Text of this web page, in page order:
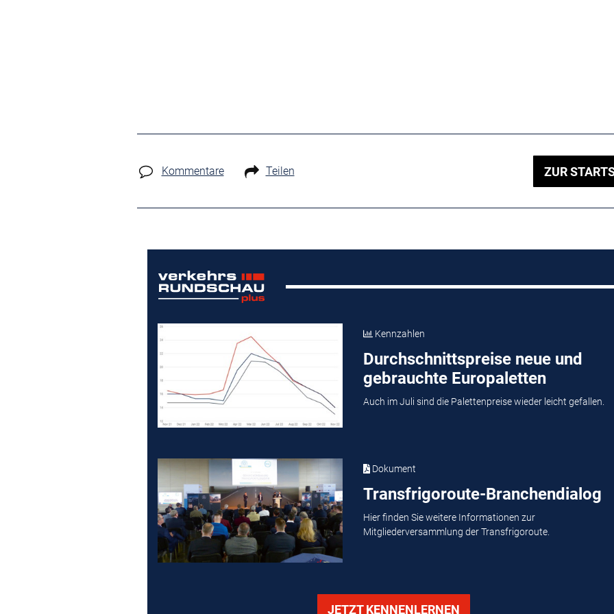
Kommentare Teilen ZUR
Kennzahlen
Durchschnittspreise neue und
gebrauchte Europaletten
Auch im Juli sind die Palettenpreise wieder leicht gefallen.
Dokument
Transfrigoroute-Branchendialog
Hier finden Sie weitere Informationen zur
Mitgliederversammlung der Transfrigoroute.
JETZT KENNENLERNEN